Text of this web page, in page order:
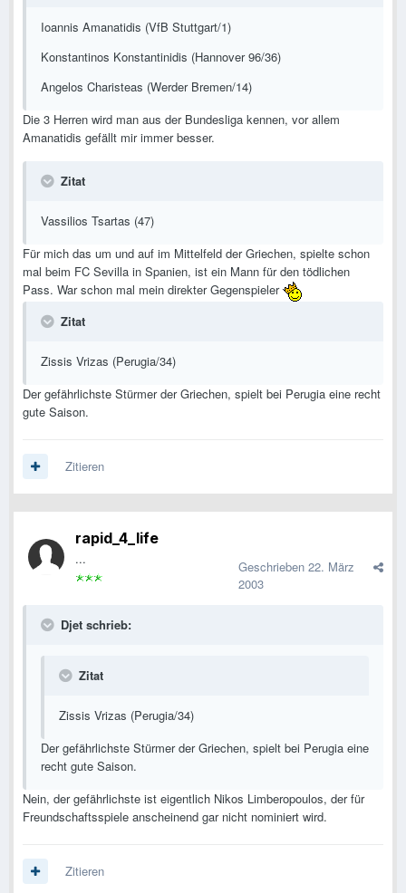
Ioannis Amanatidis (VfB Stuttgart/1)
Konstantinos Konstantinidis (Hannover 96/36)
Angelos Charisteas (Werder Bremen/14)
Die 3 Herren wird man aus der Bundesliga kennen, vor allem
Amanatidis gefällt mir immer besser.
Zitat
Vassilios Tsartas (47)
Für mich das um und auf im Mittelfeld der Griechen, spielte schon
mal beim FC Sevilla in Spanien, ist ein Mann für den tödlichen
Pass. War schon mal mein direkter Gegenspieler
Zitat
Zissis Vrizas (Perugia/34)
Der gefährlichste Stürmer der Griechen, spielt bei Perugia eine recht
gute Saison.
Zitieren
rapid_4_life
... Geschrieben 22. März
2003
Djet schrieb:
Zitat
Zissis Vrizas (Perugia/34)
Der gefährlichste Stürmer der Griechen, spielt bei Perugia eine
recht gute Saison.
Nein, der gefährlichste ist eigentlich Nikos Limberopoulos, der für
Freundschaftsspiele anscheinend gar nicht nominiert wird.
Zitieren